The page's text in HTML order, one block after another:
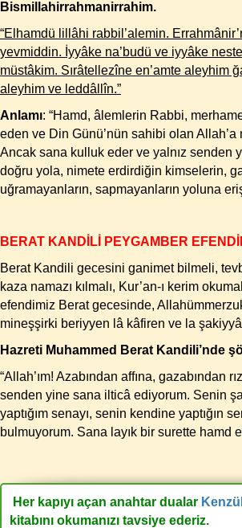
Bismillahirrahmanirrahim.
“Elhamdü lillâhi rabbil’alemin.
yevmiddin. İyyâke na’budü ve iyyâke
müstâkim. Sırâtellezîne en’amte aleyhim
aleyhim ve leddâllîn.”
Anlamı: “Hamd, âlemlerin Rabbi,
eden ve Din Günü’nün sahibi olan Allah’a
Ancak sana kulluk eder ve yalnız senden
doğru yola, nimete erdirdiğin kimselerin,
uğramayanların, sapmayanların yoluna
BERAT KANDİLİ PEYGAMBER
Berat Kandili gecesini ganimet bilmeli,
kaza namazı kılmalı, Kur’an-ı kerim
efendimiz Berat gecesinde,
mineşşirki beriyyen lâ kâfiren ve la şakiyyâ
Hazreti Muhammed Berat Kandili’nde
“Allah’ım! Azabından affına, gazabından
senden yine sana ilticâ ediyorum. Senin
yaptığım senayı, senin kendine yaptığın
bulmuyorum. Sana layık bir surette hamd
Her kapıyı açan anahtar dualar
kitabını okumanızı tavsiye ederiz.